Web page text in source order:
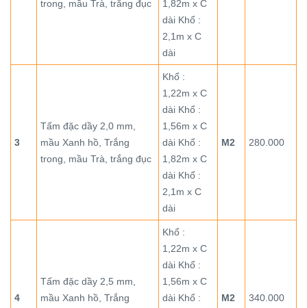
trong, mầu Trà, trắng đục
1,82m x C
dài Khổ :
2,1m x C
dài
3
Tấm đặc dầy 2,0 mm,
mầu Xanh hồ, Trắng
trong, mầu Trà, trắng đục
Khổ :
1,22m x C
dài Khổ :
1,56m x C
dài Khổ :
1,82m x C
dài Khổ :
2,1m x C
dài
M2 280.000
4
Tấm đặc dầy 2,5 mm,
mầu Xanh hồ, Trắng
Khổ :
1,22m x C
dài Khổ :
1,56m x C
dài Khổ :
M2 340.000